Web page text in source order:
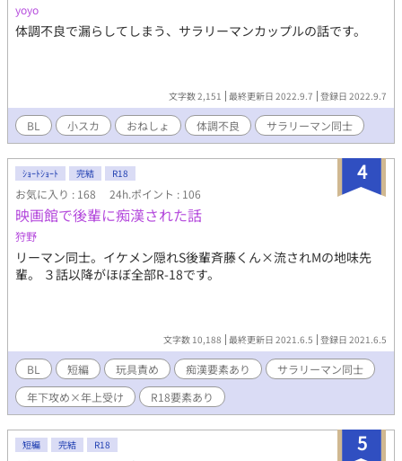
yoyo
体調不良で漏らしてしまう、サラリーマンカップルの話です。
文字数 2,151 最終更新日 2022.9.7 登録日 2022.9.7
BL 小スカ おねしょ 体調不良 サラリーマン同士
4
ｼｮｰﾄｼｮｰﾄ 完結 R18
お気に入り : 168 24h.ポイント : 106
映画館で後輩に痴漢された話
狩野
リーマン同士。イケメン隠れS後輩斉藤くん×流されMの地味先
輩。 ３話以降がほぼ全部R-18です。
文字数 10,188 最終更新日 2021.6.5 登録日 2021.6.5
BL 短編 玩具責め 痴漢要素あり
サラリーマン同士
年下攻め×年上受け
R18要素あり
5
短編 完結 R18